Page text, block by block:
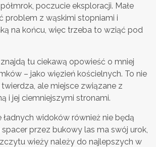
poczucie eksploracji. Małe
problem z wąskimi stopniami i
na końcu, więc trzeba to wziąć pod
tu ciekawą opowieść o mniej
– jako więzień kościelnych. To nie
ale miejsce związane z
i jej ciemniejszymi stronami.
ładnych widoków również nie będą
przez bukowy las ma swój urok,
wieży należy do najlepszych w